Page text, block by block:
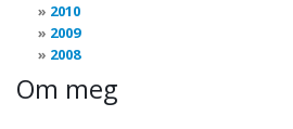
2010
2009
2008
Om meg